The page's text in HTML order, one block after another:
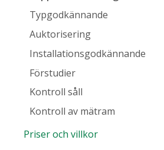
Typgodkännande
Auktorisering
Installationsgodkännande
Förstudier
Kontroll såll
Kontroll av mätram
Priser och villkor